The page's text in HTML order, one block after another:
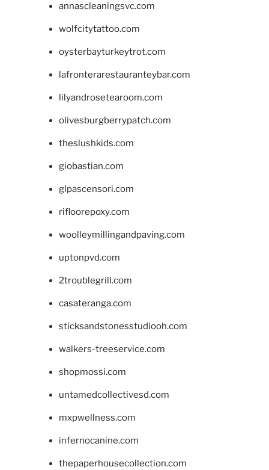
annascleaningsvc.com
wolfcitytattoo.com
oysterbayturkeytrot.com
lafronterarestauranteybar.com
lilyandrosetearoom.com
olivesburgberrypatch.com
theslushkids.com
giobastian.com
glpascensori.com
rifloorepoxy.com
woolleymillingandpaving.com
uptonpvd.com
2troublegrill.com
casateranga.com
sticksandstonesstudiooh.com
walkers-treeservice.com
shopmossi.com
untamedcollectivesd.com
mxpwellness.com
infernocanine.com
thepaperhousecollection.com